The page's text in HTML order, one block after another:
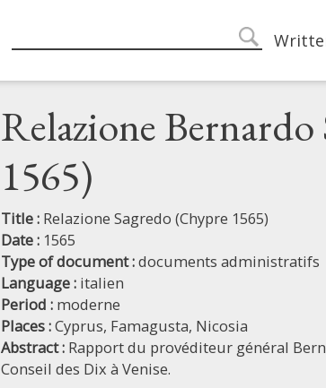
search
Relazione
1565)
Title : Relazione Sagredo (Chypre 1565)
Date : 1565
Type of document :documents administratifs
Language : italien
Period : moderne
Places :Cyprus, Famagusta, Nicosia
Abstract : Rapport du provéditeur général
Conseil des Dix à Venise.